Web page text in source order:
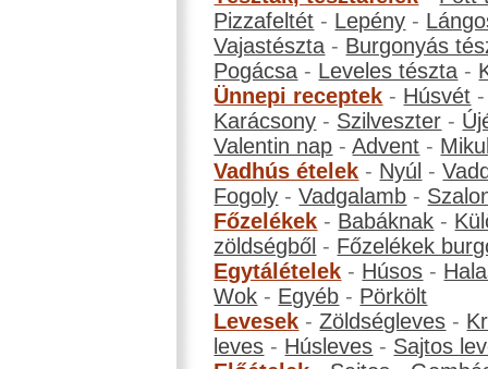
Pizzafeltét - Lepény -
Vajastészta - Burgonyás
Pogácsa - Leveles tészta -
Ünnepi receptek - Húsvét
Karácsony - Szilveszter -
Valentin nap -Advent -
Vadhús ételek - Nyúl -
Fogoly -Vadgalamb -
Főzelékek - Babáknak -
zöldségből - Főzelékek
Egytálételek - Húsos -
Wok - Egyéb - Pörkölt
Levesek -Zöldségleves -
leves - Húsleves - Sajtos